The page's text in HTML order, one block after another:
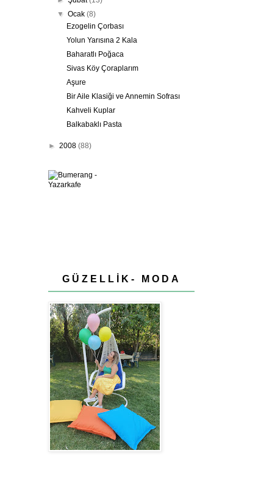
▼Ocak(8)
Ezogelin Çorbası
Yolun Yarısına 2 Kala
Baharatlı Poğaca
Sivas Köy Çoraplarım
Aşure
Bir Aile Klasiği ve Annemin Sofrası
Kahveli Kuplar
Balkabaklı Pasta
► 2008 (88)
GÜZELLİK- MODA